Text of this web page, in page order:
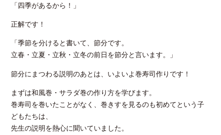
「四季があるから！」
正解です！
「季節を分けると書いて、節分です。
立春・立夏・立秋・立冬の前日を節分と言います。」
節分にまつわる説明のあとは、いよいよ巻寿司作りです！
まずは和風巻・サラダ巻の作り方を学びます。
巻寿司を巻いたことがなく、巻きすを見るのも初めてという子
どもたちは、
先生の説明を熱心に聞いていました。